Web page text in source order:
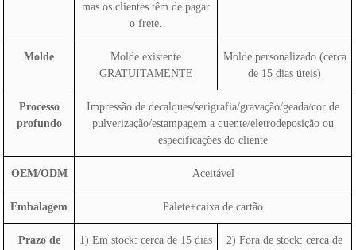
mas os clientes têm de pagar
o frete.
Molde
Molde existente
GRATUITAMENTE
Molde personalizado (cerca
de 15 dias úteis)
Processo
profundo
Impressão de decalques/serigrafia/gravação/geada/cor de
pulverização/estampagem a quente/eletrodeposição ou
especificações do cliente
OEM/ODM Aceitável
Embalagem Palete+caixa de cartão
Prazo de
1) Em stock: cerca de 15 dias
2) Fora de stock: cerca de